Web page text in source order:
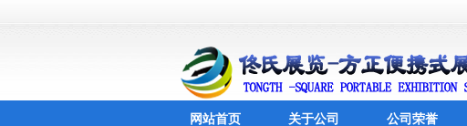
网站首页 关于公司 公司荣誉